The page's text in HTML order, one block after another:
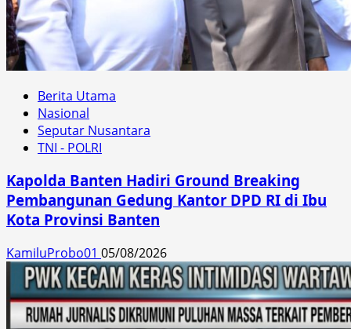
Berita Utama
Nasional
Seputar Nusantara
TNI - POLRI
Kapolda Banten Hadiri Ground Breaking
Pembangunan Gedung Kantor DPD RI di Ibu
Kota Provinsi Banten
KamiluProbo01 05/08/2026